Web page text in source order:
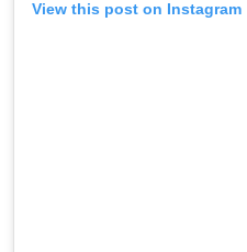
View this post on Instagram